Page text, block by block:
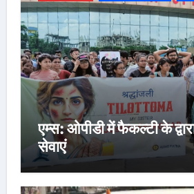
एम्स: ओपीडी में फैकल्टी के
सेवाएं